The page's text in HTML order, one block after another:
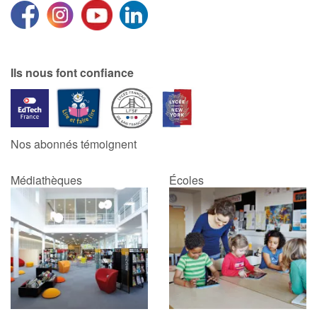
Coups de coeur
Ils nous font confiance
Nos abonnés témoignent
Médiathèques Écoles